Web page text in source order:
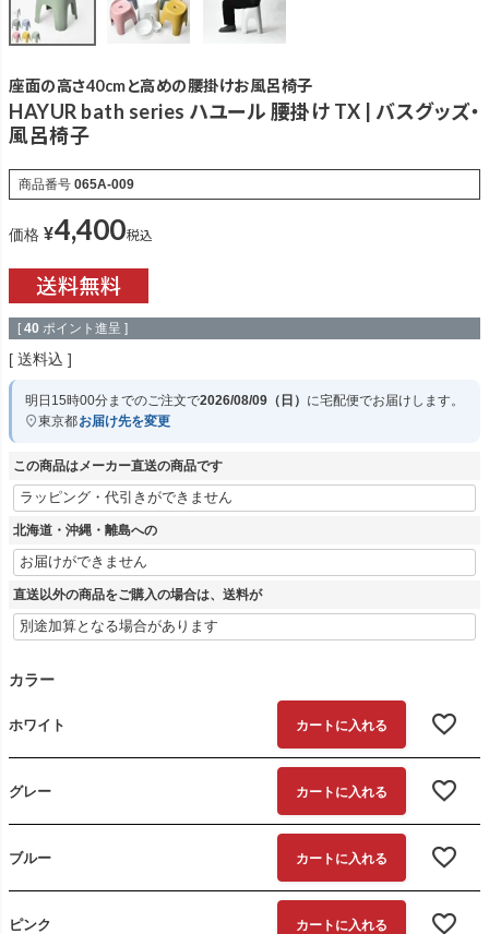
座面の高さ40cmと高めの腰掛けお風呂椅子
HAYUR bath series ハユール 腰掛け TX | バスグッズ・
風呂椅子
商品番号 065A-009
価格 ¥4,400税込
[ 40 ポイント進呈 ]
送料込
明日 15時00分までのご注文で2026/08/09（日） に宅配便でお届けします。
東京都お届け先を変更
この商品はメーカー直送の商品です
北海道・沖縄・離島への
直送以外の商品をご購入の場合は、送料が
カラー
ホワイト カートに入れる
グレー カートに入れる
ブルー カートに入れる
ピンク カートに入れる